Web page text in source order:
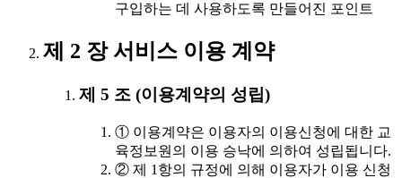
구입하는 데 사용하도록 만들어진 포인트
제 2 장 서비스 이용 계약
제 5 조 (이용계약의 성립)
① 이용계약은 이용자의 이용신청에 대한 교
육정보원의 이용 승낙에 의하여 성립됩니다.
② 제 1항의 규정에 의해 이용자가 이용 신청